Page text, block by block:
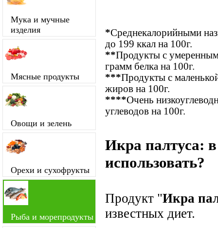
Мука и мучные
изделия
Мясные продукты
Овощи и зелень
Орехи и сухофрукты
Рыба и морепродукты
*Среднекалорийными
до 199 ккал на 100г.
**Продукты с
грамм белка на 100г.
***Продукты с
жиров на 100г.
****Очень
углеводов на 100г.
Икра палтуса:
использовать?
Продукт "Икра
известных диет.